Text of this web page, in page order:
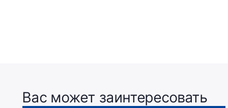
Вас может заинтересовать